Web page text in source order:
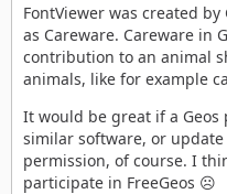
FontViewer was created
as Careware. Careware in
contribution to an animal
animals, like for example
It would be great if a
similar software, or update
permission, of course. I
participate in FreeGeos ☹️